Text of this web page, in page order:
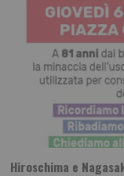
Hiroschima e